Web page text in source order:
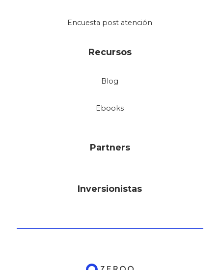
Encuesta post atención
Recursos
Blog
Ebooks
Partners
Inversionistas